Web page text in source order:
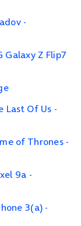
-
Galaxy Z Flip7
Last Of Us -
of Thrones -
9a -
3(a) -